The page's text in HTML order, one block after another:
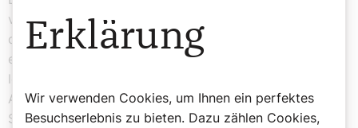
von Ökonomen, die darauf hingewiesen hätten, dass es
durch die Nicht-Anpassung der Familienleistungen zu
einem massiven Kaufkraftverlust kommt. Viele Familien
leisten sich im Normalfall keinen teuren Urlaub im
Ausland, sondern geben das Geld an der
Supermarktkasse, beim Einkauf für den Schulstart oder
Erklärung
Wir verwenden Cookies, um Ihnen ein perfektes
Besuchserlebnis zu bieten. Dazu zählen Cookies,